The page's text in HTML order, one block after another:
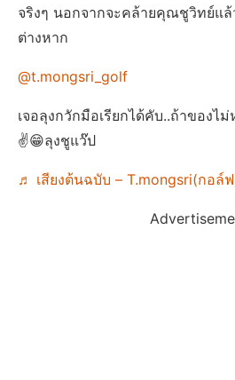
จริงๆ นอกจากจะคล้ายคุณชูวิทย์แล้
ต่างหาก
@t.mongsri_golf
เจอลุงกวักมือเรียกได้คับ..ถ้าของไ
✌️😁ลุงชูแว๊ป
♬ เสียงต้นฉบับ – T.mongsri(กอล์